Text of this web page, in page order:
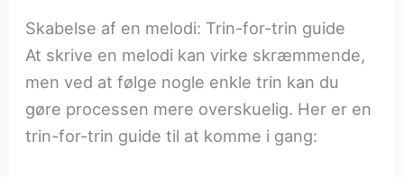
Skabelse af en melodi: Trin-for-trin guide
At skrive en melodi kan virke skræmmende,
men ved at følge nogle enkle trin kan du
gøre processen mere overskuelig. Her er en
trin-for-trin guide til at komme i gang: